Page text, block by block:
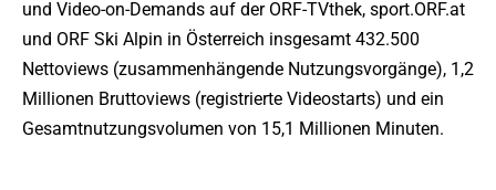
und Video-on-Demands auf der ORF-TVthek, sport.ORF.at
und ORF Ski Alpin in Österreich insgesamt 432.500
Nettoviews (zusammenhängende Nutzungsvorgänge), 1,2
Millionen Bruttoviews (registrierte Videostarts) und ein
Gesamtnutzungsvolumen von 15,1 Millionen Minuten.